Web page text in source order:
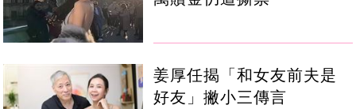
姜厚任揭「和女友前夫是
好友」撇小三傳言